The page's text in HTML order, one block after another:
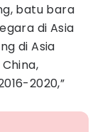
batu bara
di Asia
di Asia
2020,”